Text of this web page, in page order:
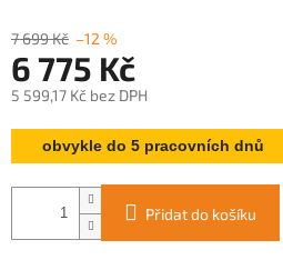
7 699 Kč –12 %
6 775 Kč
5 599,17 Kč bez DPH
Měrná
cena:obvykle do 5 pracovních dnů
Přidat do košíku